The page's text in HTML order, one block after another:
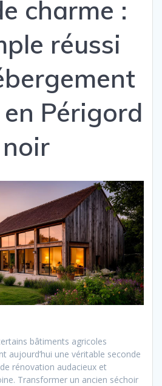
charme :
réussi
Périgord
noir
bâtiments agricoles
aujourd’hui une véritable seconde
rénovation audacieux et
Transformer un ancien séchoir